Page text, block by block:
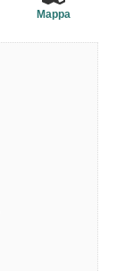
Mappa